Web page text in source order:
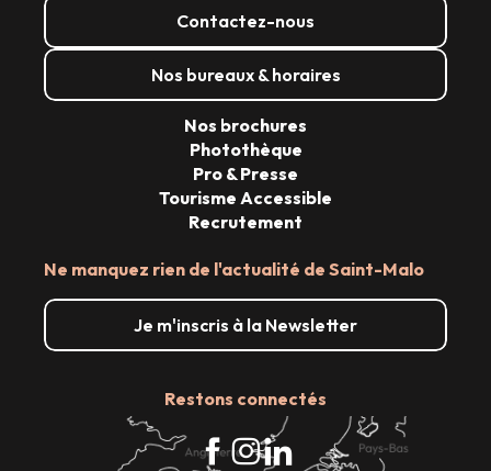
Contactez-nous
Nos bureaux & horaires
Ne manquez rien de l'actualité de Saint-Malo
Je m'inscris à la Newsletter
Restons connectés
Nos brochures
Photothèque
Pro & Presse
Tourisme Accessible
Recrutement